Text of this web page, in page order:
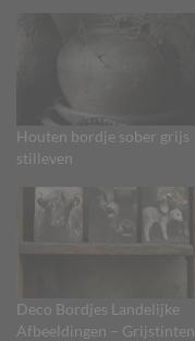
Houten bordje sober grijs
stilleven
Deco Bordjes Landelijke
Afbeeldingen – Grijstinten